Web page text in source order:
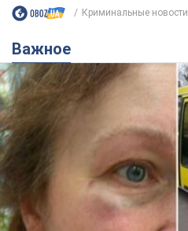
Криминальные новости
Важное